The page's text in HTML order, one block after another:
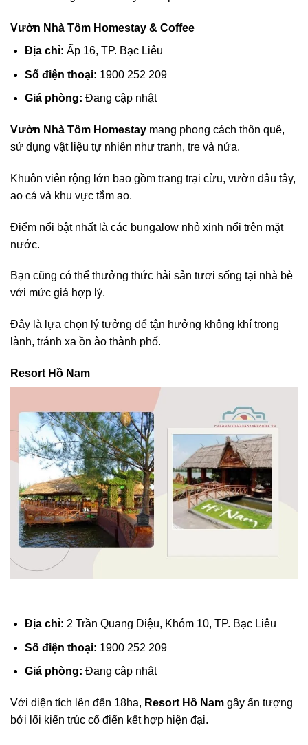
Vườn Nhà Tôm Homestay & Coffee
Địa chỉ: Ấp 16, TP. Bạc Liêu
Số điện thoại: 1900 252 209
Giá phòng: Đang cập nhật
Vườn Nhà Tôm Homestay mang phong cách thôn quê,
sử dụng vật liệu tự nhiên như tranh, tre và nứa.
Khuôn viên rộng lớn bao gồm trang trại cừu, vườn dâu tây,
ao cá và khu vực tắm ao.
Điểm nổi bật nhất là các bungalow nhỏ xinh nổi trên mặt
nước.
Bạn cũng có thể thưởng thức hải sản tươi sống tại nhà bè
với mức giá hợp lý.
Đây là lựa chọn lý tưởng để tận hưởng không khí trong
lành, tránh xa ồn ào thành phố.
Resort Hồ Nam
Địa chỉ: 2 Trần Quang Diệu, Khóm 10, TP. Bạc Liêu
Số điện thoại: 1900 252 209
Giá phòng: Đang cập nhật
Với diện tích lên đến 18ha, Resort Hồ Nam gây ấn tượng
bởi lối kiến trúc cổ điển kết hợp hiện đại.